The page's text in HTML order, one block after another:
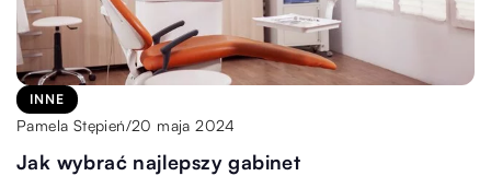
INNE
Pamela Stępień/20 maja 2024
Jak wybrać najlepszy gabinet